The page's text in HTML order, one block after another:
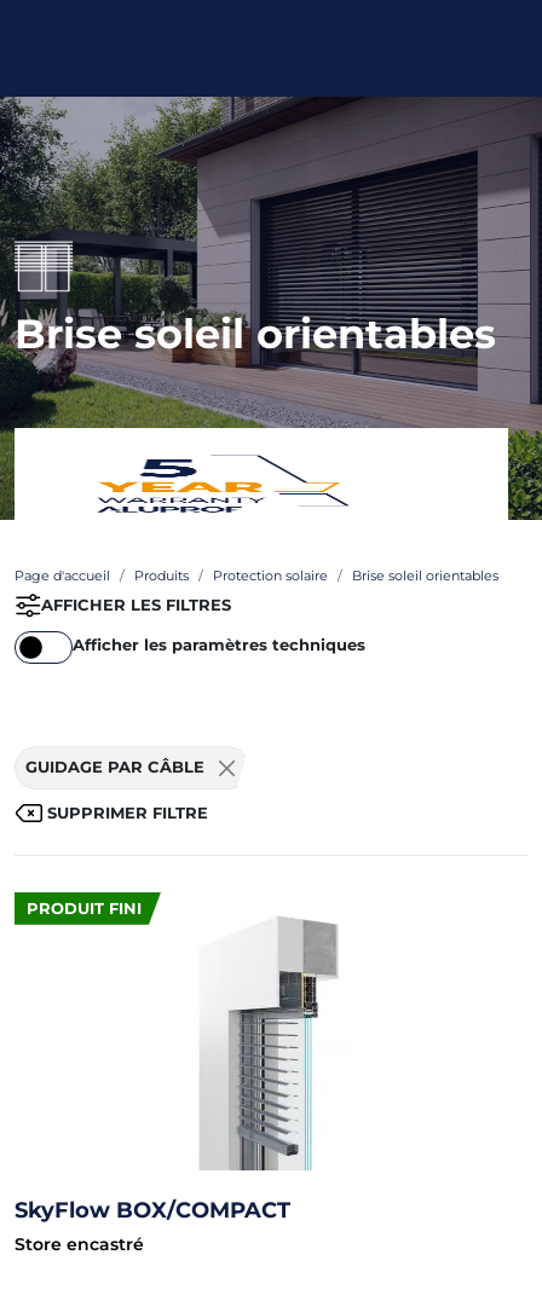
Brise soleil orientables
Page d'accueil Produits Protection solaire Brise soleil orientables
AFFICHER LES FILTRES
Afficher les paramètres techniques
GUIDAGE PAR CÂBLE
SUPPRIMER FILTRE
PRODUIT FINI
SkyFlow BOX/COMPACT
Store encastré